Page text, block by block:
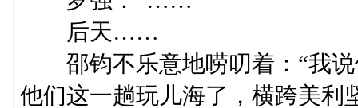
后天……
邵钧不乐意地唠叨着：“我
他们这一趟玩儿海了，横跨美利